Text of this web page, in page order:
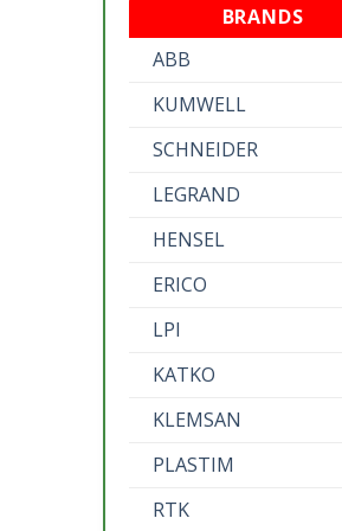
BRANDS
ABB
KUMWELL
SCHNEIDER
LEGRAND
HENSEL
ERICO
LPI
KATKO
KLEMSAN
PLASTIM
RTK